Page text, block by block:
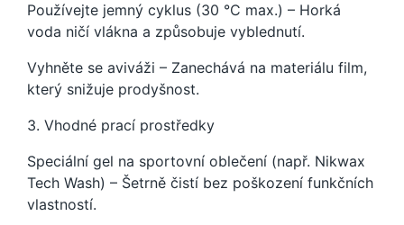
Používejte jemný cyklus (30 °C max.) – Horká
voda ničí vlákna a způsobuje vyblednutí.
Vyhněte se aviváži – Zanechává na materiálu film,
který snižuje prodyšnost.
3. Vhodné prací prostředky
Speciální gel na sportovní oblečení (např. Nikwax
Tech Wash) – Šetrně čistí bez poškození funkčních
vlastností.